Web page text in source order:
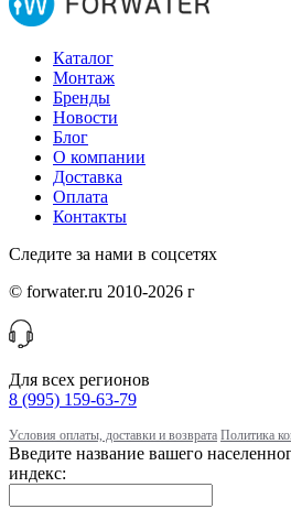
Каталог
Монтаж
Бренды
Новости
Блог
О компании
Доставка
Оплата
Контакты
Следите за нами в соцсетях
© forwater.ru 2010-2026 г
Для всех регионов
8 (995) 159-63-79
Условия оплаты, доставки и возврата Политика
Введите название вашего
индекс: